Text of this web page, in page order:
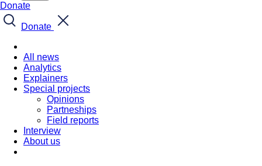
Donate
Donate
All news
Analytics
Explainers
Special projects
Opinions
Partneships
Field reports
Interview
About us